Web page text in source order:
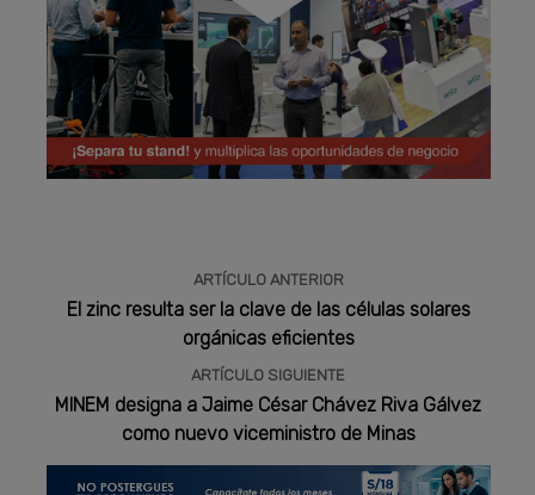
ARTÍCULO ANTERIOR
El zinc resulta ser la clave de las células solares
orgánicas eficientes
ARTÍCULO SIGUIENTE
MINEM designa a Jaime César Chávez Riva Gálvez
como nuevo viceministro de Minas